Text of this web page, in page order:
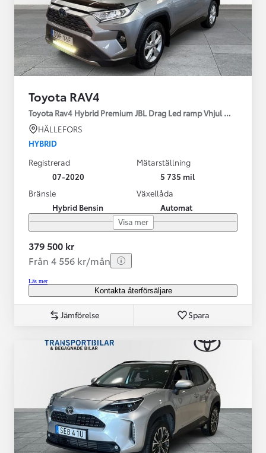
Toyota RAV4
Toyota Rav4 Hybrid Premium JBL Drag Led ramp Vhjul motorv
HÄLLEFORS
HYBRID
Registrerad
07-2020
Mätarställning
5 735 mil
Bränsle
Hybrid Bensin
Växellåda
Automat
Visa mer
379 500 kr
Från 4 556 kr/mån
Läs mer
Kontakta återförsäljare
Jämförelse Spara